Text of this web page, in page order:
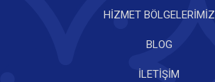
HİZMET BÖLGELERİMİZ
BLOG
İLETİŞİM